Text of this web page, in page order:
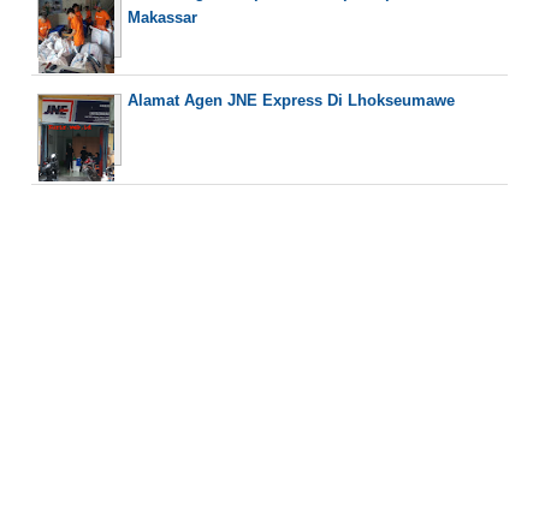
Makassar
Alamat Agen JNE Express Di Lhokseumawe